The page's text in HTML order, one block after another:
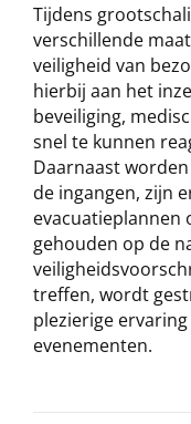
Tijdens
verschillende
veiligheid van
hierbij aan het
beveiliging,
snel te kunnen
Daarnaast
de ingangen, zijn
evacuatieplannen
gehouden op de
treffen, wordt
plezierige
evenementen.